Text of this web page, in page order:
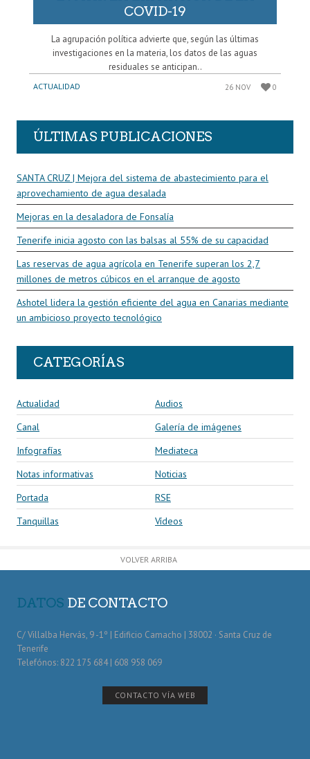
COVID-19
La agrupación política advierte que, según las últimas
investigaciones en la materia, los datos de las aguas
residuales se anticipan..
ACTUALIDAD 26 NOV 0
ÚLTIMAS PUBLICACIONES
SANTA CRUZ | Mejora del sistema de abastecimiento para el
aprovechamiento de agua desalada
Mejoras en la desaladora de Fonsalía
Tenerife inicia agosto con las balsas al 55% de su capacidad
Las reservas de agua agrícola en Tenerife superan los 2,7
millones de metros cúbicos en el arranque de agosto
Ashotel lidera la gestión eficiente del agua en Canarias mediante
un ambicioso proyecto tecnológico
CATEGORÍAS
Actualidad
Audios
Canal
Galería de imágenes
Infografías
Mediateca
Notas informativas
Noticias
Portada
RSE
Tanquillas
Vídeos
VOLVER ARRIBA
DATOS DE CONTACTO
C/ Villalba Hervás, 9 -1º | Edificio Camacho | 38002 · Santa Cruz de
Tenerife
Telefónos: 822 175 684 | 608 958 069
CONTACTO VÍA WEB